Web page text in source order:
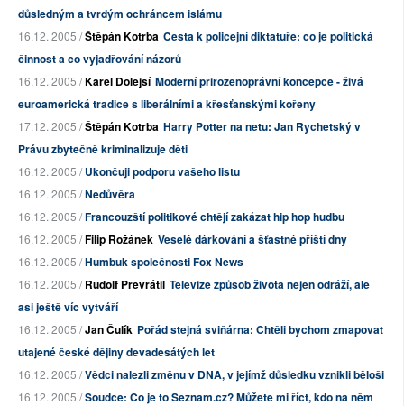
důsledným a tvrdým ochráncem islámu
16.12. 2005 /Štěpán Kotrba Cesta k policejní diktatuře: co je politická
činnost a co vyjadřování názorů
16.12. 2005 /Karel Dolejší Moderní přirozenoprávní koncepce - živá
euroamerická tradice s liberálními a křesťanskými kořeny
17.12. 2005 /Štěpán Kotrba Harry Potter na netu: Jan Rychetský v
Právu zbytečně kriminalizuje děti
16.12. 2005 /Ukončuji podporu vašeho listu
16.12. 2005 /Nedůvěra
16.12. 2005 /Francouzští politikové chtějí zakázat hip hop hudbu
16.12. 2005 /Filip Rožánek Veselé dárkování a šťastné příští dny
16.12. 2005 /Humbuk společnosti Fox News
16.12. 2005 /Rudolf Převrátil Televize způsob života nejen odráží, ale
asi ještě víc vytváří
16.12. 2005 /Jan Čulík Pořád stejná sviňárna: Chtěli bychom zmapovat
utajené české dějiny devadesátých let
16.12. 2005 /Vědci nalezli změnu v DNA, v jejímž důsledku vznikli běloši
16.12. 2005 /Soudce: Co je to Seznam.cz? Můžete mi říct, kdo na něm